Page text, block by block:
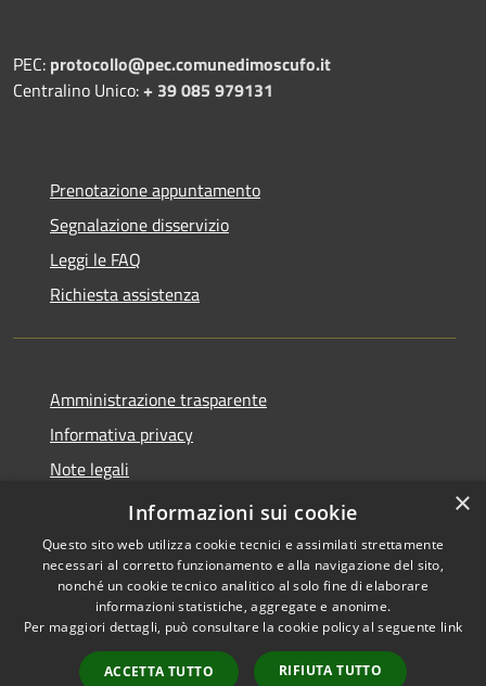
PEC: protocollo@pec.comunedimoscufo.it
Centralino Unico:+ 39 085 979131
Prenotazione appuntamento
Segnalazione disservizio
Leggi le FAQ
Richiesta assistenza
Amministrazione trasparente
Informativa privacy
Note legali
Dichiarazione di accessibilità
Accessibilità
Copyright © 2026 • Comune di
Moscufo • Powered by
Municipium•
Accesso
×
Informazioni sui cookie
Questo sito web utilizza cookie tecnici e assimilati strettamente
necessari al corretto funzionamento e alla navigazione del sito,
nonché un cookie tecnico analitico al solo fine di elaborare
informazioni statistiche, aggregate e anonime.
Per maggiori dettagli, può consultare la cookie policy al seguente link
ACCETTA TUTTO RIFIUTA TUTTO